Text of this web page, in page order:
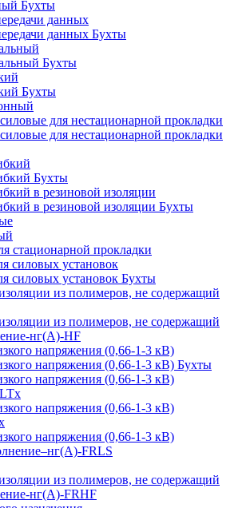
Бухты
данных
данных Бухты
Бухты
Бухты
для нестационарной прокладки
для нестационарной прокладки
Бухты
в резиновой изоляции
в резиновой изоляции Бухты
стационарной прокладки
силовых установок
силовых установок Бухты
из полимеров, не содержащий
из полимеров, не содержащий
нг(А)-HF
напряжения (0,66-1-3 кВ)
напряжения (0,66-1-3 кВ) Бухты
напряжения (0,66-1-3 кВ)
напряжения (0,66-1-3 кВ)
напряжения (0,66-1-3 кВ)
FRLS
из полимеров, не содержащий
нг(А)-FRHF